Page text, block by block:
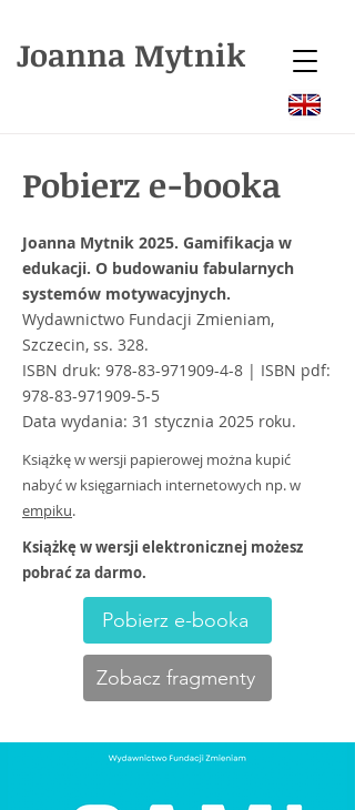
Joanna Mytnik
Pobierz e-booka
Joanna Mytnik 2025. Gamifikacja w
edukacji. O budowaniu fabularnych
systemów motywacyjnych.
Wydawnictwo Fundacji Zmieniam,
Szczecin, ss. 328.
ISBN druk: 978-83-971909-4-8 | ISBN pdf:
978-83-971909-5-5
Data wydania: 31 stycznia 2025 roku.
Książkę w wersji papierowej można kupić
nabyć w księgarniach internetowych np. w
empiku.
Książkę w wersji elektronicznej możesz
pobrać za darmo.
Pobierz e-booka
Zobacz fragmenty